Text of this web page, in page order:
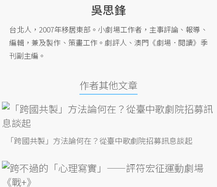
吳思鋒
台北人，2007年移居東部。小劇場工作者，主事評論、報導、
編輯，兼及製作、策畫工作。劇評人、澳門《劇場．閱讀》季
刊副主編。
作者其他文章
「跨國共製」方法論何在？從臺中歌劇院招募訊息談起